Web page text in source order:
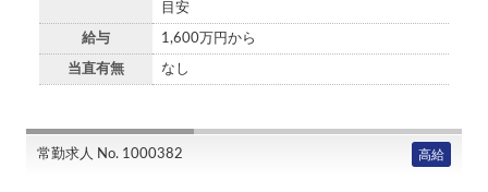
目安
給与 1,600万円から
当直有無 なし
常勤求人 No. 1000382 高給